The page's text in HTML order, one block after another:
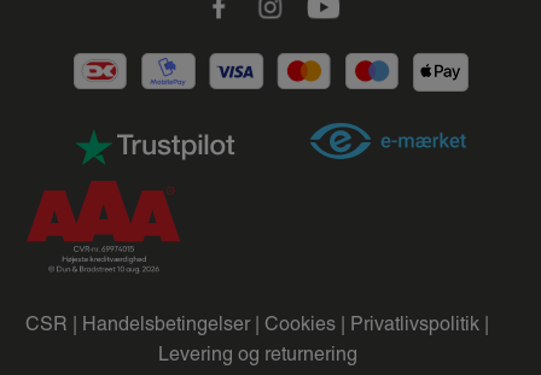
CSR | Handelsbetingelser | Cookies | Privatlivspolitik |
Levering og returnering